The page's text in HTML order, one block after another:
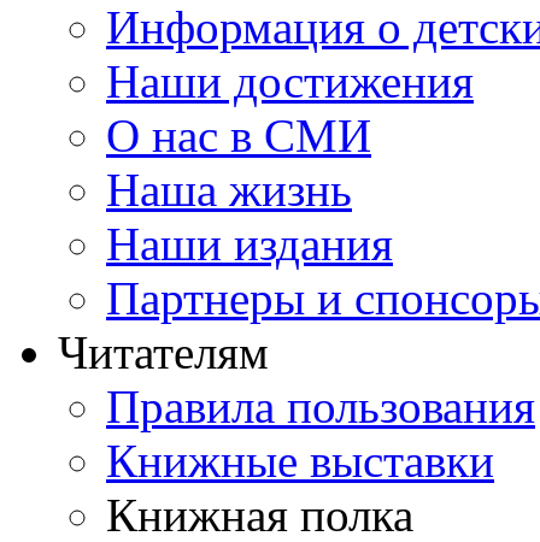
Информация о
Наши достижения
О нас в СМИ
Наша жизнь
Наши издания
Партнеры и
Читателям
Правила пользования
Книжные выставки
Книжная полка